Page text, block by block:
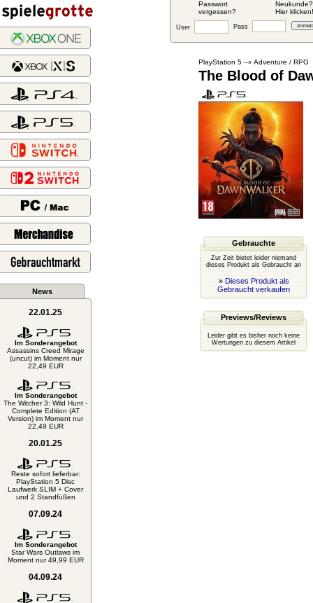
Passwort
vergessen?
Neukunde?
Hier klicken!
User Pass
News
22.01.25
Im Sonderangebot
Assassins Creed Mirage
(uncut) im Moment nur
22,49 EUR
Im Sonderangebot
The Witcher 3: Wild Hunt -
Complete Edition (AT
Version) im Moment nur
22,49 EUR
20.01.25
Reste sofort lieferbar:
PlayStation 5 Disc
Laufwerk SLIM + Cover
und 2 Standfüßen
07.09.24
Im Sonderangebot
Star Wars Outlaws im
Moment nur 49,99 EUR
04.09.24
PlayStation 5 --» Adventure / RPG
The Blood of
Gebrauchte
Zur Zeit bietet leider niemand
dieses Produkt als Gebraucht an
» Dieses Produkt als
Gebraucht verkaufen
Previews/Reviews
Leider gibt es bisher noch keine
Wertungen zu diesem Artikel